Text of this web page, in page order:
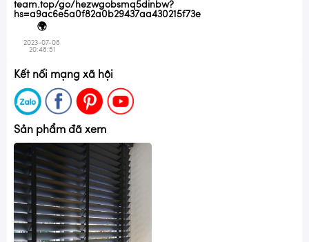
team.top/go/hezwgobsmq5dinbw?
hs=a9ac6e5a0f82a0b29437aa430215f73e
🌍
2023-07-08
20:48:51
Kết nối mạng xã hội
Sản phẩm đã xem